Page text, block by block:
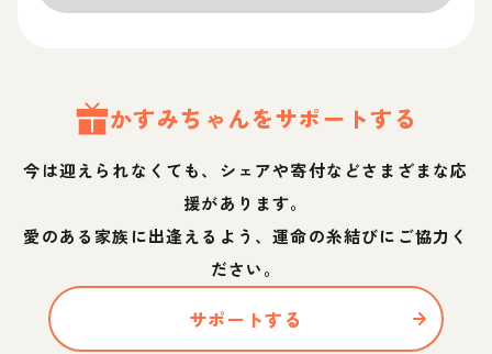
かすみちゃんをサポートする
今は迎えられなくても、シェアや寄付などさまざまな応
援があります。
愛のある家族に出逢えるよう、運命の糸結びにご協力く
ださい。
サポートする